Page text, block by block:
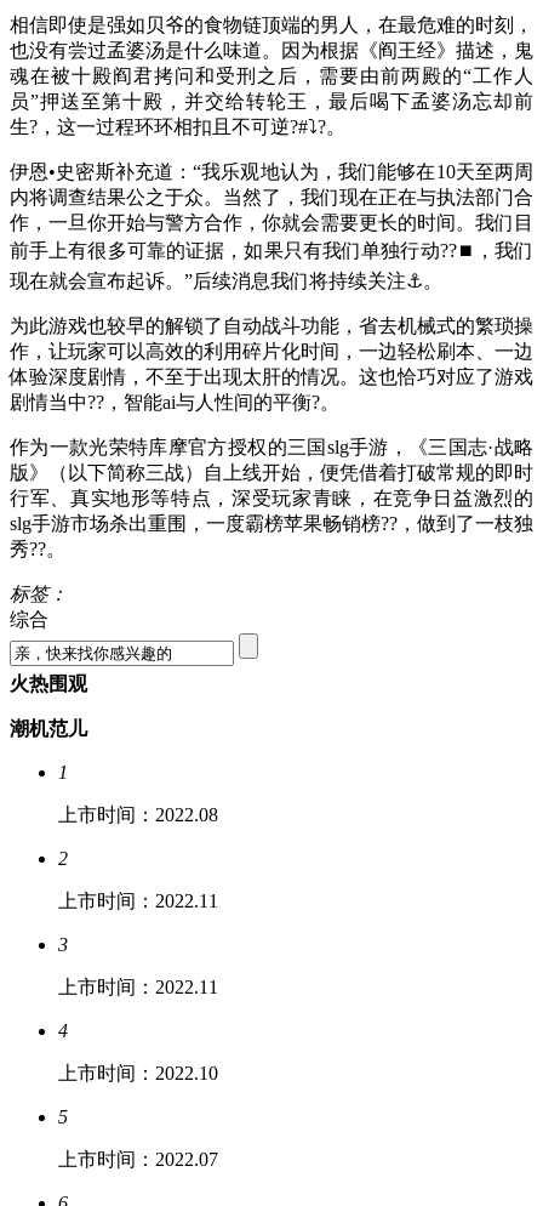
相信即使是强如贝爷的食物链顶端的男人，在最危难的时刻，
也没有尝过孟婆汤是什么味道。因为根据《阎王经》描述，鬼
魂在被十殿阎君拷问和受刑之后，需要由前两殿的“工作人
员”押送至第十殿，并交给转轮王，最后喝下孟婆汤忘却前
生?，这一过程环环相扣且不可逆?#⤵?。
伊恩•史密斯补充道：“我乐观地认为，我们能够在10天至两周
内将调查结果公之于众。当然了，我们现在正在与执法部门合
作，一旦你开始与警方合作，你就会需要更长的时间。我们目
前手上有很多可靠的证据，如果只有我们单独行动??⏹，我们
现在就会宣布起诉。”后续消息我们将持续关注⚓。
为此游戏也较早的解锁了自动战斗功能，省去机械式的繁琐操
作，让玩家可以高效的利用碎片化时间，一边轻松刷本、一边
体验深度剧情，不至于出现太肝的情况。这也恰巧对应了游戏
剧情当中??，智能ai与人性间的平衡?。
作为一款光荣特库摩官方授权的三国slg手游，《三国志·战略
版》（以下简称三战）自上线开始，便凭借着打破常规的即时
行军、真实地形等特点，深受玩家青睐，在竞争日益激烈的
slg手游市场杀出重围，一度霸榜苹果畅销榜??，做到了一枝独
秀??。
标签：
综合
火热围观
潮机范儿
1
上市时间：2022.08
2
上市时间：2022.11
3
上市时间：2022.11
4
上市时间：2022.10
5
上市时间：2022.07